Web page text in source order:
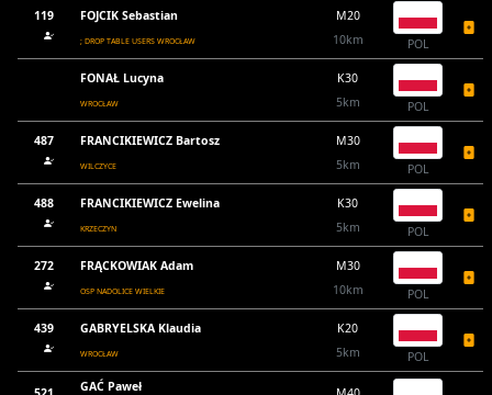
119 FOJCIK Sebastian
; DROP TABLE USERS WROCŁAW
M20
10km
POL
FONAŁ Lucyna
WROCŁAW
K30
5km
POL
487 FRANCIKIEWICZ Bartosz
WILCZYCE
M30
5km
POL
488 FRANCIKIEWICZ Ewelina
KRZECZYN
K30
5km
POL
272 FRĄCKOWIAK Adam
OSP NADOLICE WIELKIE
M30
10km
POL
439 GABRYELSKA Klaudia
WROCŁAW
K20
5km
POL
GAĆ Paweł